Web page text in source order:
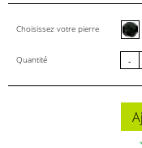
Choisissez votre pierre
Quantité -